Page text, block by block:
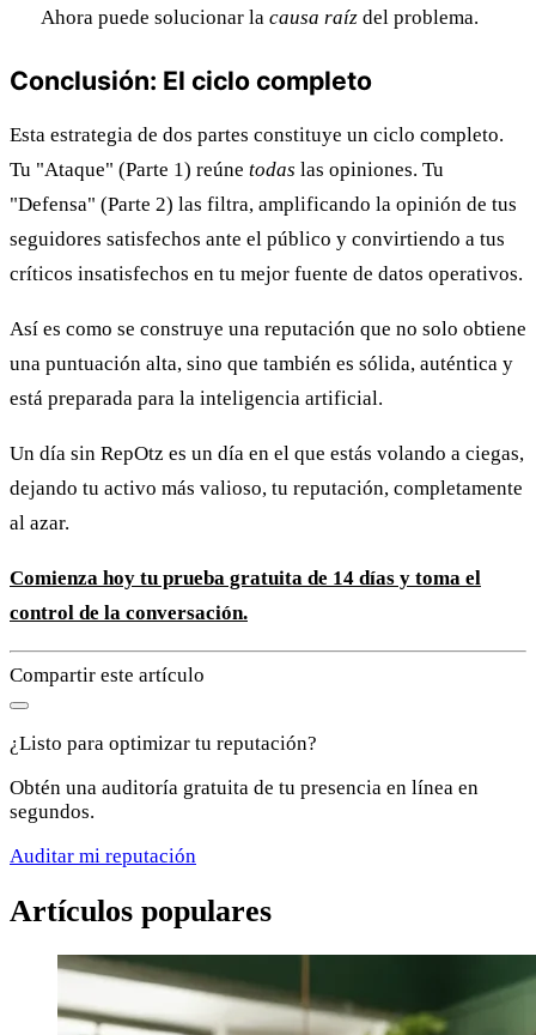
Ahora puede solucionar la causa raízdel problema.
Conclusión: El ciclo completo
Esta estrategia de dos partes constituye un ciclo completo.
Tu "Ataque" (Parte 1) reúne todas las opiniones. Tu
"Defensa" (Parte 2) las filtra, amplificando la opinión de tus
seguidores satisfechos ante el público y convirtiendo a tus
críticos insatisfechos en tu mejor fuente de datos operativos.
Así es como se construye una reputación que no solo obtiene
una puntuación alta, sino que también es sólida, auténtica y
está preparada para la inteligencia artificial.
Un día sin RepOtz es un día en el que estás volando a ciegas,
dejando tu activo más valioso, tu reputación, completamente
al azar.
Comienza hoy tu prueba gratuita de 14 días y toma el
control de la conversación.
Compartir este artículo
¿Listo para optimizar tu reputación?
Obtén una auditoría gratuita de tu presencia en línea en
segundos.
Auditar mi reputación
Artículos populares